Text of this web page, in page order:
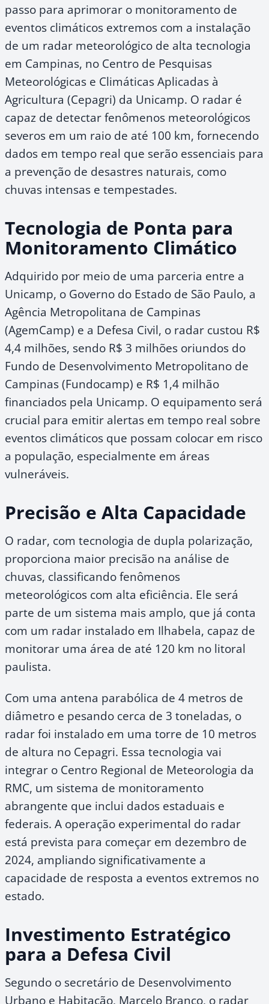
passo para aprimorar o monitoramento de
eventos climáticos extremos com a instalação
de um radar meteorológico de alta tecnologia
em Campinas, no Centro de Pesquisas
Meteorológicas e Climáticas Aplicadas à
Agricultura (Cepagri) da Unicamp. O radar é
capaz de detectar fenômenos meteorológicos
severos em um raio de até 100 km, fornecendo
dados em tempo real que serão essenciais para
a prevenção de desastres naturais, como
chuvas intensas e tempestades.
Tecnologia de Ponta para
Monitoramento Climático
Adquirido por meio de uma parceria entre a
Unicamp, o Governo do Estado de São Paulo, a
Agência Metropolitana de Campinas
(AgemCamp) e a Defesa Civil, o radar custou R$
4,4 milhões, sendo R$ 3 milhões oriundos do
Fundo de Desenvolvimento Metropolitano de
Campinas (Fundocamp) e R$ 1,4 milhão
financiados pela Unicamp. O equipamento será
crucial para emitir alertas em tempo real sobre
eventos climáticos que possam colocar em risco
a população, especialmente em áreas
vulneráveis.
Precisão e Alta Capacidade
O radar, com tecnologia de dupla polarização,
proporciona maior precisão na análise de
chuvas, classificando fenômenos
meteorológicos com alta eficiência. Ele será
parte de um sistema mais amplo, que já conta
com um radar instalado em Ilhabela, capaz de
monitorar uma área de até 120 km no litoral
paulista.
Com uma antena parabólica de 4 metros de
diâmetro e pesando cerca de 3 toneladas, o
radar foi instalado em uma torre de 10 metros
de altura no Cepagri. Essa tecnologia vai
integrar o Centro Regional de Meteorologia da
RMC, um sistema de monitoramento
abrangente que inclui dados estaduais e
federais. A operação experimental do radar
está prevista para começar em dezembro de
2024, ampliando significativamente a
capacidade de resposta a eventos extremos no
estado.
Investimento Estratégico
para a Defesa Civil
Segundo o secretário de Desenvolvimento
Urbano e Habitação, Marcelo Branco, o radar